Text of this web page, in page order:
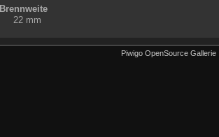
Brennweite
22 mm
Piwigo OpenSource Gallerie